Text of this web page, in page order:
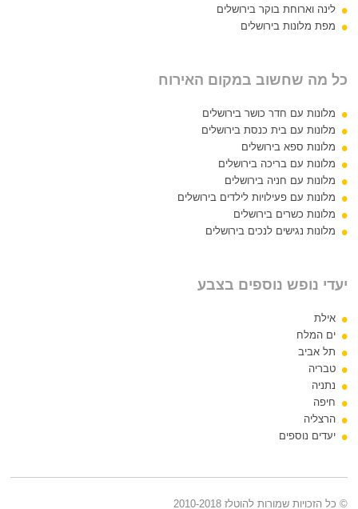
לינה וארוחת בוקר בירושלים
מפת מלונות בירושלים
כל מה שחשוב במקום האירוח
מלונות עם חדר כושר בירושלים
מלונות עם בית כנסת בירושלים
מלונות ספא בירושלים
מלונות עם בריכה בירושלים
מלונות עם חניה בירושלים
מלונות עם פעילויות לילדים בירושלים
מלונות כשרים בירושלים
מלונות נגישים לנכים בירושלים
יעדי נופש נוספים בצבע
אילת
ים המלח
תל אביב
טבריה
נתניה
חיפה
הרצליה
יעדים נוספים
© כל הזכויות שמורות להוטלז 2010-2018